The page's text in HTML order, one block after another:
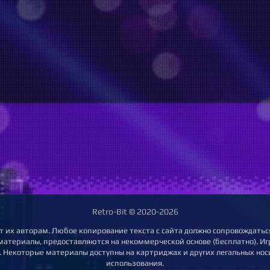
Retro-Bit © 2020-2026
авторам. Любое копирование текста с сайта должно
предоставляются на некоммерческой основе (бесплатно).
материалы доступны на картриджах и других легальных
использования.